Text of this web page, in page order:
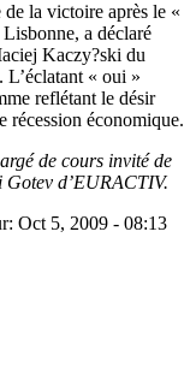
la victoire après le «
a déclaré
Kaczy?ski du
« oui »
reflétant le désir
récession économique.
de cours invité de
Gotev d’EURACTIV.
Oct 5, 2009 - 08:13